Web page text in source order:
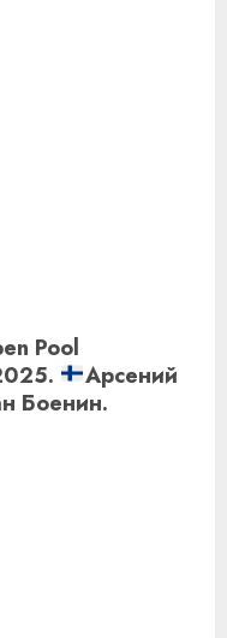
Pool
Арсений
Боенин.